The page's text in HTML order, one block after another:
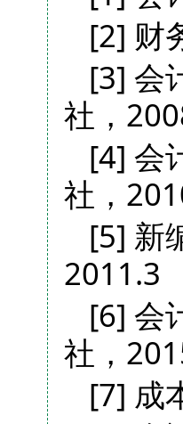
[2] 财
[3] 会
社，
[4] 会
社，
[5] 新
2011.3
[6] 会
社，
[7] 成